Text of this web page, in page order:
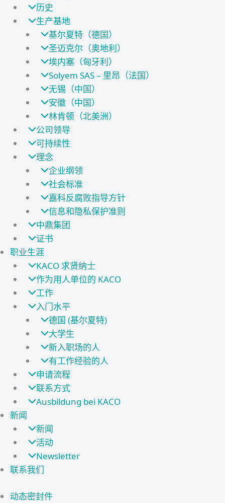
历史
生产基地
基尔夏特（德国）
圣迈克尔（奥地利）
埃内塞（匈牙利）
Solyem SAS – 里昂（法国）
无锡（中国）
安徽（中国）
林肯顿（北美洲）
公司领导
可持续性
理念
企业纲领
社会标准
嘉科反腐败指导方针
信息和隐私保护准则
中鼎集团
证书
职业生涯
KACO 求贤纳士
作为用人单位的 KACO
工作
入门水平
德国 (基尔夏特)
大学生
新入职场的人
有工作经验的人
申请流程
联系方式
Ausbildung bei KACO
新闻
新闻
活动
Newsletter
联系我们
动态密封件